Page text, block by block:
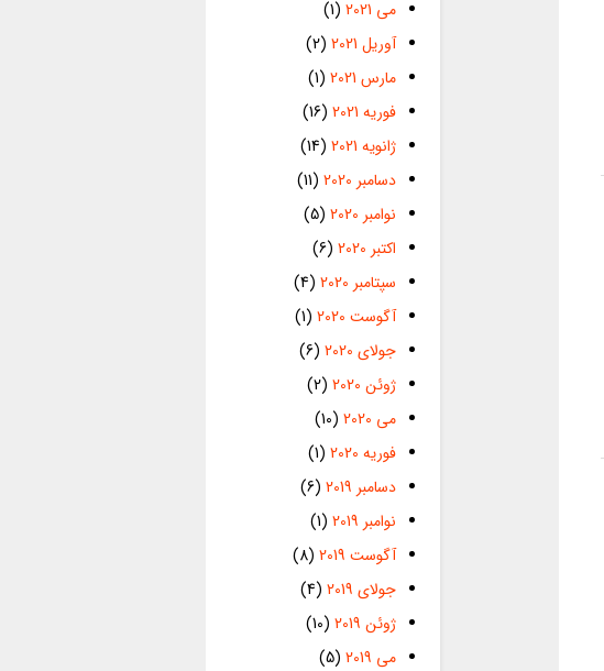
می 2021
(1)
آوریل 2021
(2)
مارس 2021
(1)
فوریه 2021
(16)
ژانویه 2021
(14)
دسامبر 2020
(11)
نوامبر 2020
(5)
اکتبر 2020
(6)
سپتامبر 2020
(4)
آگوست 2020
(1)
جولای 2020
(6)
ژوئن 2020
(2)
می 2020
(10)
فوریه 2020
(1)
دسامبر 2019
(6)
نوامبر 2019
(1)
آگوست 2019
(8)
جولای 2019
(4)
ژوئن 2019
(10)
می 2019
(5)